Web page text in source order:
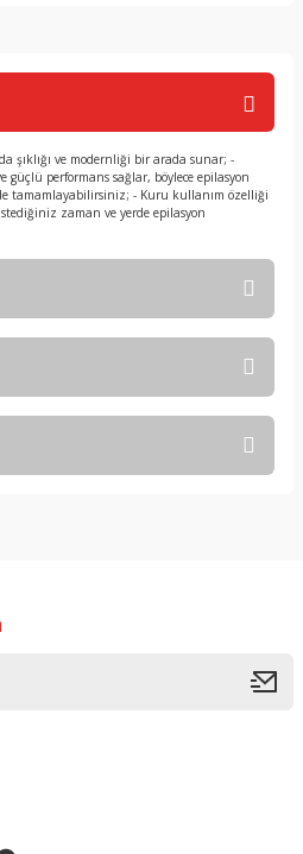
şıklığı ve modernliği bir arada sunar; -
güçlü performans sağlar, böylece epilasyon
tamamlayabilirsiniz; - Kuru kullanım özelliği
zaman ve yerde epilasyon
veya görüntülenemiyor.